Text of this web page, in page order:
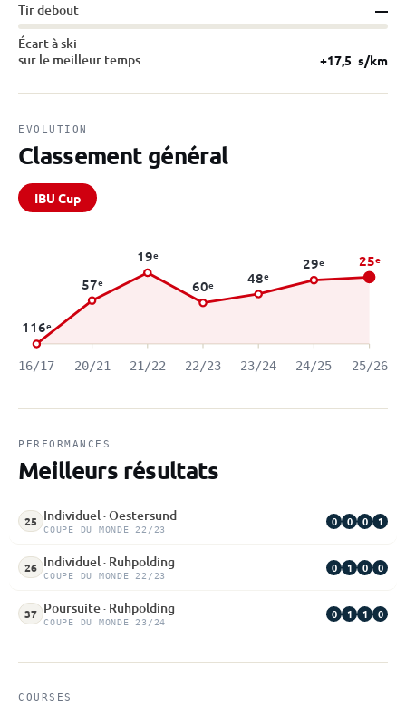
Tir debout —
Écart à ski
sur le meilleur temps
+17,5 s/km
EVOLUTION
Classement général
IBU Cup
116e
16/17
57e
20/21
19e
21/22
60e
22/23
48e
23/24
29e
24/25
25e
25/26
PERFORMANCES
Meilleurs résultats
25 Individuel · Oestersund
COUPE DU MONDE 22/23
0 0 0 1
26 Individuel · Ruhpolding
COUPE DU MONDE 22/23
0 1 0 0
37 Poursuite · Ruhpolding
COUPE DU MONDE 23/24
0 1 1 0
COURSES